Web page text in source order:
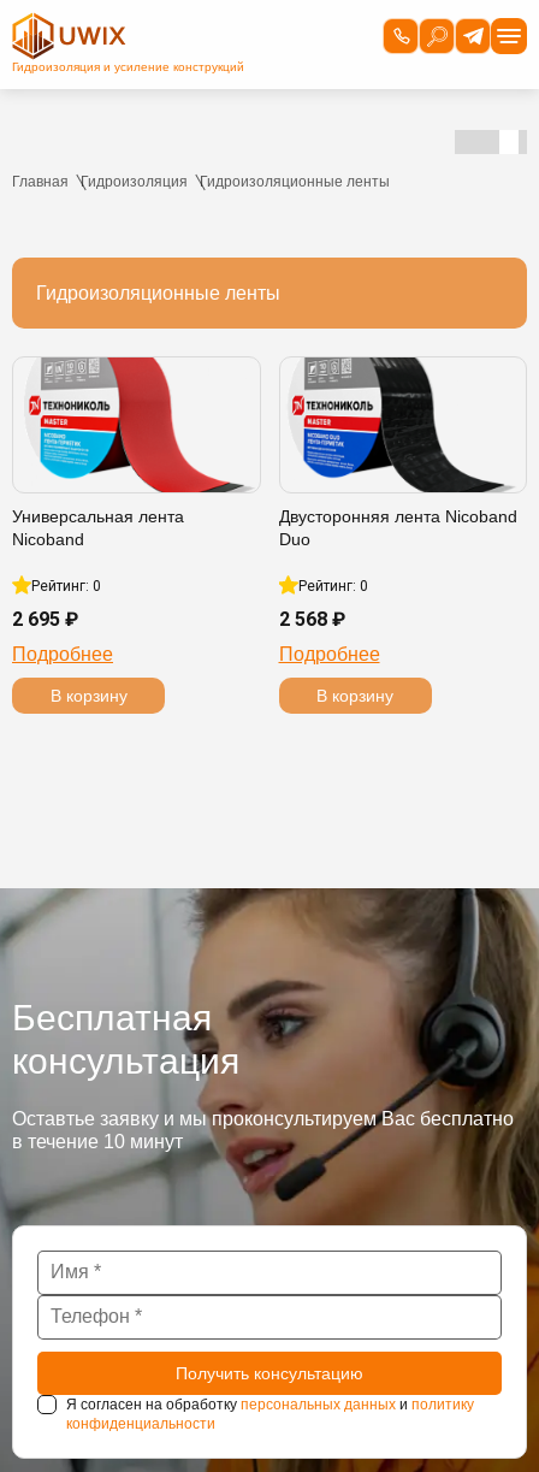
Главная Гидроизоляция Гидроизоляционные ленты
Гидроизоляционные ленты
Универсальная лента
Nicoband
Рейтинг: 0
2 695 ₽
Подробнее
В корзину
Двусторонняя лента Nicoband
Duo
Рейтинг: 0
2 568 ₽
Подробнее
В корзину
Бесплатная
консультация
Оставтье заявку и мы проконсультируем Вас бесплатно
в течение 10 минут
Я согласен на обработку персональных данных и политику
конфиденциальности